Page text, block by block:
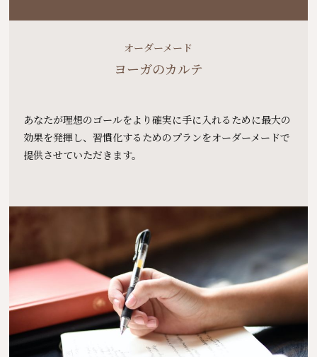
オーダーメード
ヨーガのカルテ
あなたが理想のゴールをより確実に手に入れるために最大の
効果を発揮し、習慣化するためのプランをオーダーメードで
提供させていただきます。